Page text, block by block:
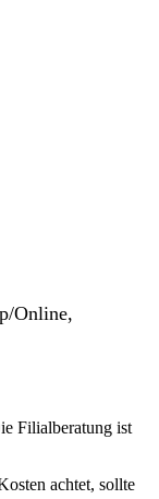
Online,
Filialberatung ist
achtet, sollte